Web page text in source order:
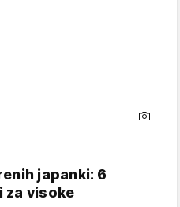
japanki: 6
za visoke